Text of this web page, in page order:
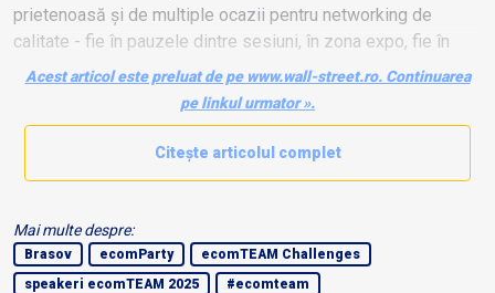
prietenoasă și de multiple ocazii pentru networking de
calitate - fie în pauzele dintre sesiuni, în zona expo, fie în
cadrul deja celebrei ecomPARTY, organizată pe 18
Septembrie, în seara primei zile.
Acest articol este preluat de pe www.wall-street.ro. Continuarea
pe linkul urmator ».
Citește articolul complet
Mai multe despre:
Brasov ecomParty
ecomTEAM Challenges
speakeri ecomTEAM 2025
#ecomteam